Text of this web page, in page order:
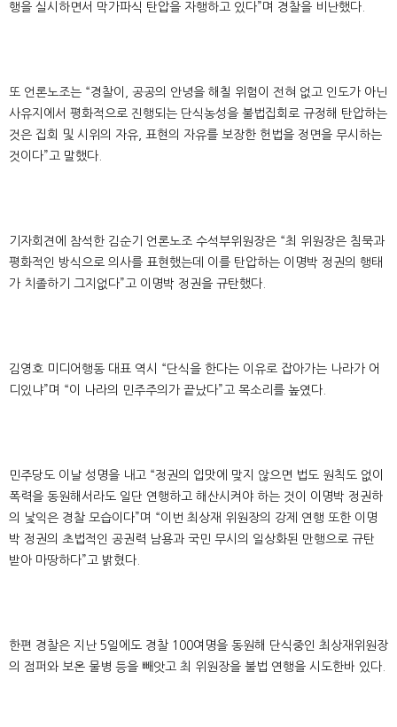
행을 실시하면서 막가파식 탄압을 자행하고 있다”며 경찰을 비난했다.
또 언론노조는 “경찰이, 공공의 안녕을 해칠 위험이 전혀 없고 인도가 아닌
사유지에서 평화적으로 진행되는 단식농성을 불법집회로 규정해 탄압하는
것은 집회 및 시위의 자유, 표현의 자유를 보장한 헌법을 정면을 무시하는
것이다”고 말했다.
기자회견에 참석한 김순기 언론노조 수석부위원장은 “최 위원장은 침묵과
평화적인 방식으로 의사를 표현했는데 이를 탄압하는 이명박 정권의 행태
가 치졸하기 그지없다”고 이명박 정권을 규탄했다.
김영호 미디어행동 대표 역시 “단식을 한다는 이유로 잡아가는 나라가 어
디있냐”며 “이 나라의 민주주의가 끝났다”고 목소리를 높였다.
민주당도 이날 성명을 내고 “정권의 입맛에 맞지 않으면 법도 원칙도 없이
폭력을 동원해서라도 일단 연행하고 해산시켜야 하는 것이 이명박 정권하
의 낯익은 경찰 모습이다”며 “이번 최상재 위원장의 강제 연행 또한 이명
박 정권의 초법적인 공권력 남용과 국민 무시의 일상화된 만행으로 규탄
받아 마땅하다”고 밝혔다.
한편 경찰은 지난 5일에도 경찰 100여명을 동원해 단식중인 최상재위원장
의 점퍼와 보온 물병 등을 빼앗고 최 위원장을 불법 연행을 시도한바 있다.